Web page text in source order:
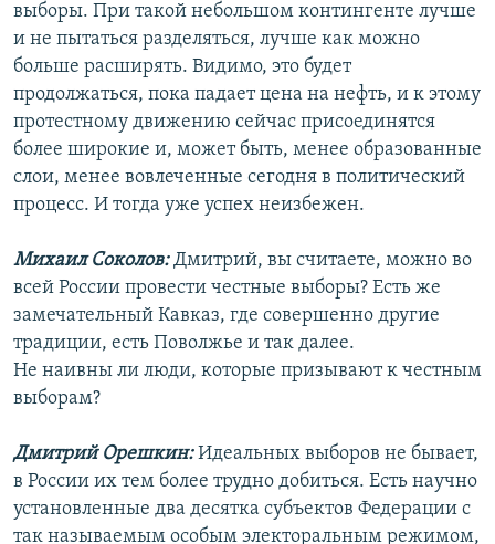
выборы. При такой небольшом контингенте лучше
и не пытаться разделяться, лучше как можно
больше расширять. Видимо, это будет
продолжаться, пока падает цена на нефть, и к этому
протестному движению сейчас присоединятся
более широкие и, может быть, менее образованные
слои, менее вовлеченные сегодня в политический
процесс. И тогда уже успех неизбежен.
Михаил Соколов:Дмитрий, вы считаете, можно во
всей России провести честные выборы? Есть же
замечательный Кавказ, где совершенно другие
традиции, есть Поволжье и так далее.
Не наивны ли люди, которые призывают к честным
выборам?
Дмитрий Орешкин:Идеальных выборов не бывает,
в России их тем более трудно добиться. Есть научно
установленные два десятка субъектов Федерации с
так называемым особым электоральным режимом,